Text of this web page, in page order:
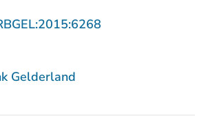
Gelderland